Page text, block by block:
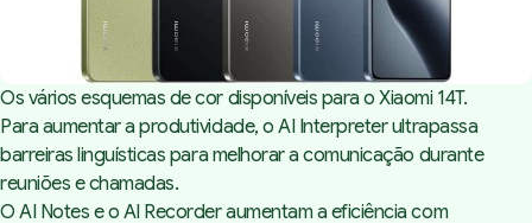
Os vários esquemas de cor disponíveis para o Xiaomi 14T.
Para aumentar a produtividade, o AI Interpreter ultrapassa
barreiras linguísticas para melhorar a comunicação durante
reuniões e chamadas.
O AI Notes e o AI Recorder aumentam a eficiência com